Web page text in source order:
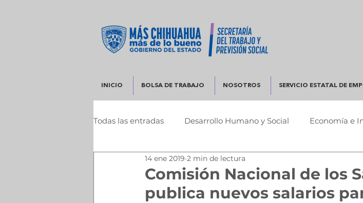
INICIO BOLSA DE TRABAJO NOSOTROS SERVICIO ESTATAL DE
Todas las entradas Desarrollo Humano y Social Economía e
Infraestructura y Desarrollo Urbano
Comisión Nacional de los
publica nuevos salarios
14 ene 2019 2 min de lectura